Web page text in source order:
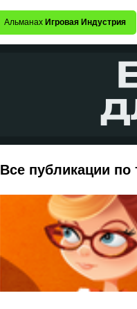
Альманах Игровая Индустрия
Все публикации по